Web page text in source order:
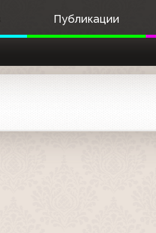
Публикации